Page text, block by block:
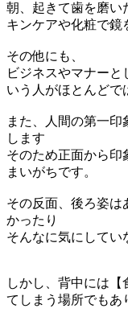
朝、起きて歯を磨い
キンケアや化粧で鏡
その他にも、
ビジネスやマナーと
いう人がほとんどで
また、人間の第一
します
そのため正面から印
まいがちです。
その反面、後ろ姿は
かったり
そんなに気にしてい
しかし、背中には
てしまう場所でもあ